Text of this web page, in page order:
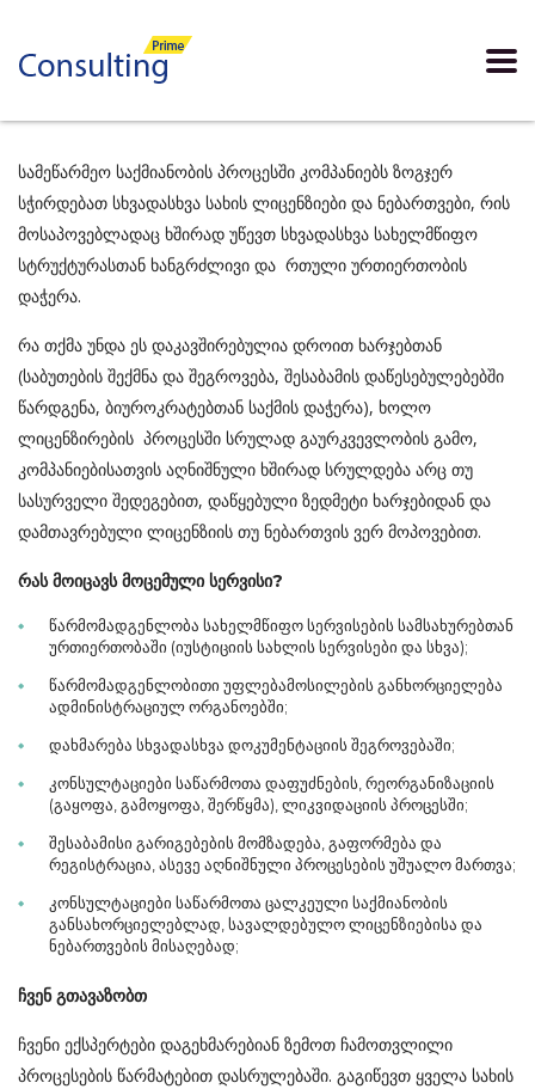
სამეწარმეო საქმიანობის პროცესში კომპანიებს ზოგჯერ
სჭირდებათ სხვადასხვა სახის ლიცენზიები და ნებართვები, რის
მოსაპოვებლადაც ხშირად უწევთ სხვადასხვა სახელმწიფო
სტრუქტურასთან ხანგრძლივი და რთული ურთიერთობის
დაჭერა.
რა თქმა უნდა ეს დაკავშირებულია დროით ხარჯებთან
(საბუთების შექმნა და შეგროვება, შესაბამის დაწესებულებებში
წარდგენა, ბიუროკრატებთან საქმის დაჭერა), ხოლო
ლიცენზირების პროცესში სრულად გაურკვევლობის გამო,
კომპანიებისათვის აღნიშნული ხშირად სრულდება არც თუ
სასურველი შედეგებით, დაწყებული ზედმეტი ხარჯებიდან და
დამთავრებული ლიცენზიის თუ ნებართვის ვერ მოპოვებით.
რასმოიცავსმოცემული სერვისი?
წარმომადგენლობა სახელმწიფო სერვისების სამსახურებთან
ურთიერთობაში (იუსტიციის სახლის სერვისები და სხვა);
წარმომადგენლობითი უფლებამოსილების განხორციელება
ადმინისტრაციულ ორგანოებში;
დახმარება სხვადასხვა დოკუმენტაციის შეგროვებაში;
კონსულტაციები საწარმოთა დაფუძნების, რეორგანიზაციის
(გაყოფა, გამოყოფა, შერწყმა), ლიკვიდაციის პროცესში;
შესაბამისი გარიგებების მომზადება, გაფორმება და
რეგისტრაცია, ასევე აღნიშნული პროცესების უშუალო მართვა;
კონსულტაციები საწარმოთა ცალკეული საქმიანობის
განსახორციელებლად, სავალდებულო ლიცენზიებისა და
ნებართვების მისაღებად;
ჩვენგთავაზობთ
ჩვენი ექსპერტები დაგეხმარებიან ზემოთ ჩამოთვლილი
პროცესების წარმატებით დასრულებაში. გაგიწევთ ყველა სახის